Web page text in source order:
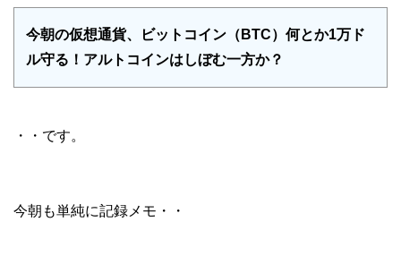
今朝の仮想通貨、ビットコイン（BTC）何とか1万ド
ル守る！アルトコインはしぼむ一方か？
・・です。
今朝も単純に記録メモ・・